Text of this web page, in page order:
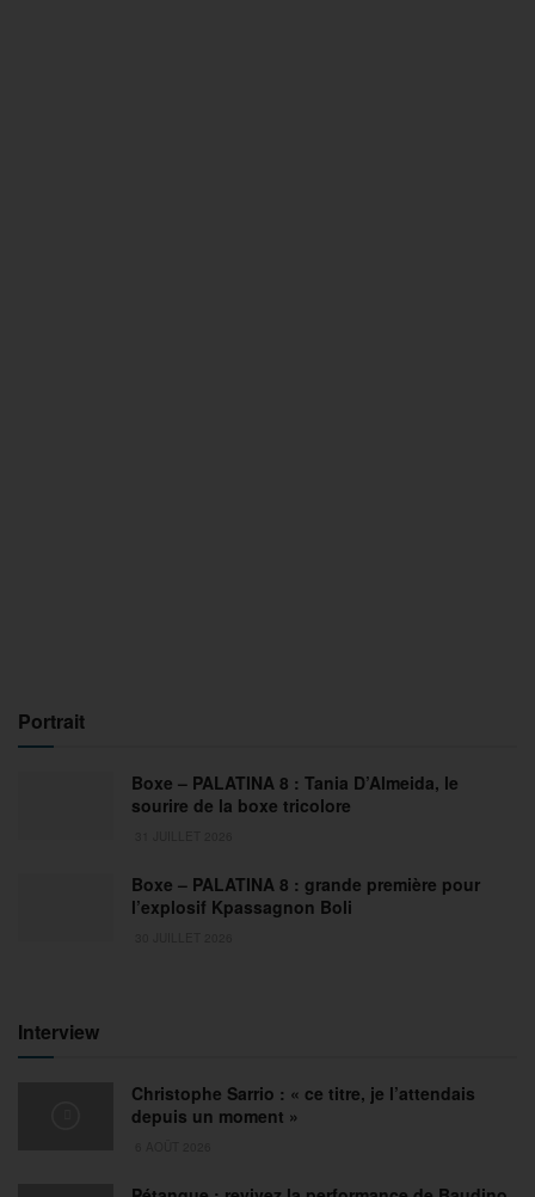
Portrait
Boxe – PALATINA 8 : Tania D’Almeida, le
sourire de la boxe tricolore
Boxe – PALATINA 8 : grande première pour
l’explosif Kpassagnon Boli
Interview
Christophe Sarrio : « ce titre, je l’attendais
depuis un moment »